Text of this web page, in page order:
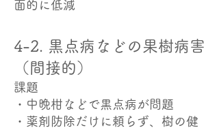
面的に低減
4-2. 黒点病などの果樹病害
（間接的）
課題
・中晩柑などで黒点病が問題
・薬剤防除だけに頼らず、樹の健